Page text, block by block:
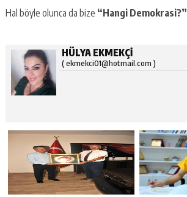
Hal böyle olunca da bize “Hangi Demokrasi?”
HÜLYA EKMEKÇİ
(ekmekci01@hotmail.com )